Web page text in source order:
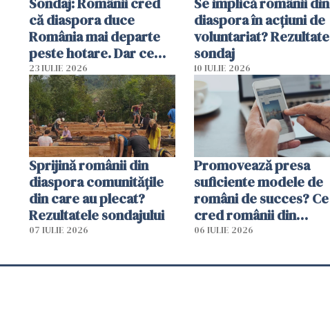
că diaspora duce
România mai departe
peste hotare. Dar ce
lipsește cu adevărat?
23 IULIE 2026
diaspora în acțiuni de
voluntariat? Rezultate
sondaj
10 IULIE 2026
Sprijină românii din
diaspora comunitățile
din care au plecat?
Rezultatele sondajului
07 IULIE 2026
Promovează presa
suficiente modele de
români de succes? Ce
cred românii din
diaspora
06 IULIE 2026